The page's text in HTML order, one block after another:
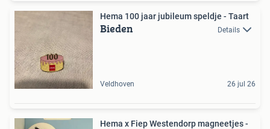
Hema 100 jaar jubileum speldje - Taart
Bieden Details
Veldhoven 26 jul 26
Hema x Fiep Westendorp magneetjes -